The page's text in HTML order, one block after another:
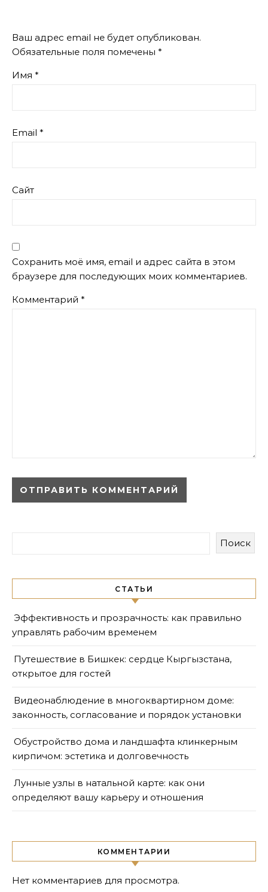
Ваш адрес email не будет опубликован.
Обязательные поля помечены *
Имя *
Email *
Сайт
Сохранить моё имя, email и адрес сайта в этом
браузере для последующих моих комментариев.
Комментарий *
Поиск
СТАТЬИ
Эффективность и прозрачность: как правильно
управлять рабочим временем
Путешествие в Бишкек: сердце Кыргызстана,
открытое для гостей
Видеонаблюдение в многоквартирном доме:
законность, согласование и порядок установки
Обустройство дома и ландшафта клинкерным
кирпичом: эстетика и долговечность
Лунные узлы в натальной карте: как они
определяют вашу карьеру и отношения
КОММЕНТАРИИ
Нет комментариев для просмотра.